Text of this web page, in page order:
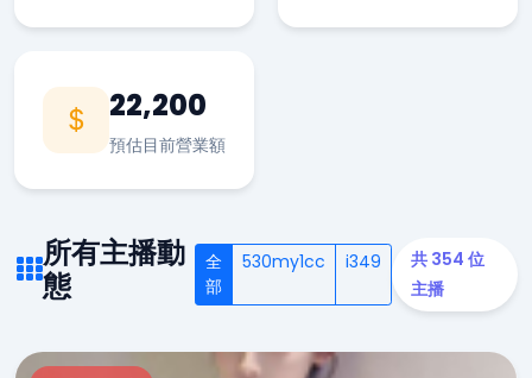
22,200
預估目前營業額
所有主播動
態
全
部
530my1cc i349
共 354 位
主播